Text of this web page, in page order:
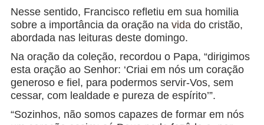
Nesse sentido, Francisco refletiu em sua homilia
sobre a importância da oração na vidado cristão,
abordada nas leituras deste domingo.
Na oração da coleção, recordou o Papa, “dirigimos
esta oração ao Senhor: ‘Criai em nós um coração
generoso e fiel, para podermos servir-Vos, sem
cessar, com lealdade e pureza de espírito’”.
“Sozinhos, não somos capazes de formar em nós